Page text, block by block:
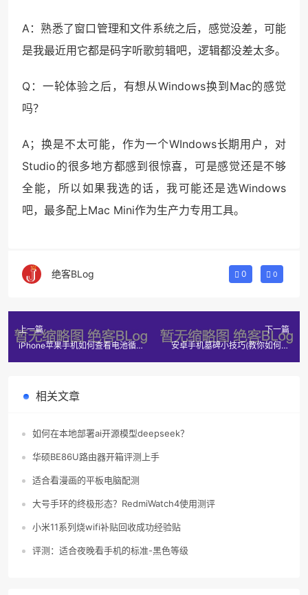
A：熟悉了窗口管理和文件系统之后，感觉没差，可能
是我最近用它都是码字听歌剪辑吧，逻辑都没差太多。
Q：一轮体验之后，有想从Windows换到Mac的感觉
吗？
A；换是不太可能，作为一个WIndows长期用户，对
Studio的很多地方都感到很惊喜，可是感觉还是不够
全能，所以如果我选的话，我可能还是选Windows
吧，最多配上Mac Mini作为生产力专用工具。
绝客BLog 0 0
上一篇
iPhone苹果手机如何查看电池循
下一篇
安卓手机墓碑小技巧(教你如何保
相关文章
如何在本地部署ai开源模型deepseek？
华硕BE86U路由器开箱评测上手
适合看漫画的平板电脑配测
大号手环的终极形态？RedmiWatch4使用测评
小米11系列烧wifi补贴回收成功经验贴
评测：适合夜晚看手机的标准-黑色等级